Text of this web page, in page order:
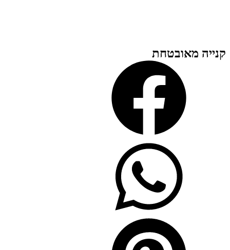
קנייה מאובטחת